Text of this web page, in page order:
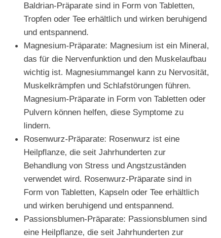
Baldrian-Präparate sind in Form von Tabletten,
Tropfen oder Tee erhältlich und wirken beruhigend
und entspannend.
Magnesium-Präparate: Magnesium ist ein Mineral,
das für die Nervenfunktion und den Muskelaufbau
wichtig ist. Magnesiummangel kann zu Nervosität,
Muskelkrämpfen und Schlafstörungen führen.
Magnesium-Präparate in Form von Tabletten oder
Pulvern können helfen, diese Symptome zu
lindern.
Rosenwurz-Präparate: Rosenwurz ist eine
Heilpflanze, die seit Jahrhunderten zur
Behandlung von Stress und Angstzuständen
verwendet wird. Rosenwurz-Präparate sind in
Form von Tabletten, Kapseln oder Tee erhältlich
und wirken beruhigend und entspannend.
Passionsblumen-Präparate: Passionsblumen sind
eine Heilpflanze, die seit Jahrhunderten zur